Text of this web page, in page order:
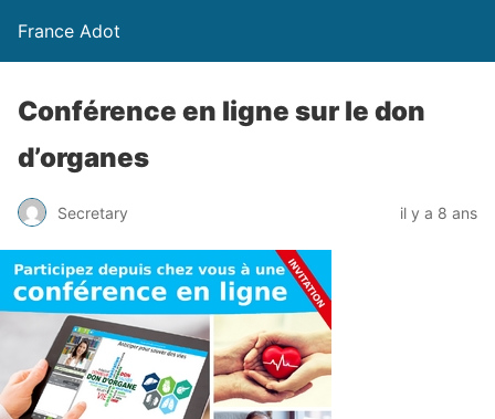
France Adot
Conférence en ligne sur le don
d’organes
Secretary il y a 8 ans